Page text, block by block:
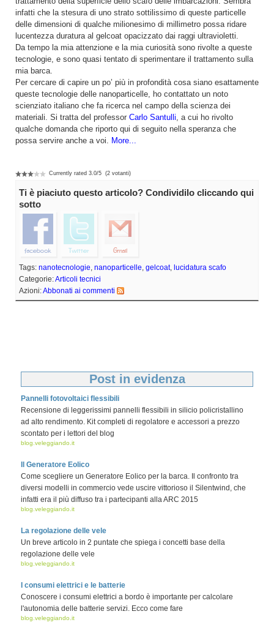
infatti che la stesura di uno strato sottilissimo di queste particelle
delle dimensioni di qualche milionesimo di millimetro possa ridare
lucentezza duratura al gelcoat opacizzato dai raggi ultravioletti.
Da tempo la mia attenzione e la mia curiosità sono rivolte a queste
tecnologie, e sono quasi tentato di sperimentare il trattamento sulla
mia barca.
Per cercare di capire un po’ più in profondità cosa siano esattamente
queste tecnologie delle nanoparticelle, ho contattato un noto
scienziato italiano che fa ricerca nel campo della scienza dei
materiali. Si tratta del professor Carlo Santulli , a cui ho rivolto
qualche domanda che riporto qui di seguito nella speranza che
possa servire anche a voi. More...
Currently rated 3.0/5 (2 votanti)
Ti è piaciuto questo articolo? Condividilo cliccando qui
sotto
Tags: nanotecnologie nanoparticelle gelcoat, lucidatura scafo
Categorie:Articoli tecnici
Azioni:Abbonati ai commenti
Post in evidenza
Pannelli fotovoltaici flessibili
Recensione di leggerissimi pannelli flessibili in silicio policristallino
ad alto rendimento. Kit completi di regolatore e accessori a prezzo
scontato per i lettori del blog
blog.veleggiando.it
Il Generatore Eolico
Come scegliere un Generatore Eolico per la barca. Il confronto tra
diversi modelli in commercio vede uscire vittorioso il Silentwind, che
infatti era il più diffuso tra i partecipanti alla ARC 2015
blog.veleggiando.it
La regolazione delle vele
Un breve articolo in 2 puntate che spiega i concetti base della
regolazione delle vele
blog.veleggiando.it
I consumi elettrici e le batterie
Conoscere i consumi elettrici a bordo è importante per calcolare
l'autonomia delle batterie servizi. Ecco come fare
blog.veleggiando.it